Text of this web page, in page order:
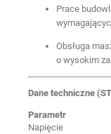
Prace
Obsługa
o wysokim
Dane techniczne
Parametr
Napięcie